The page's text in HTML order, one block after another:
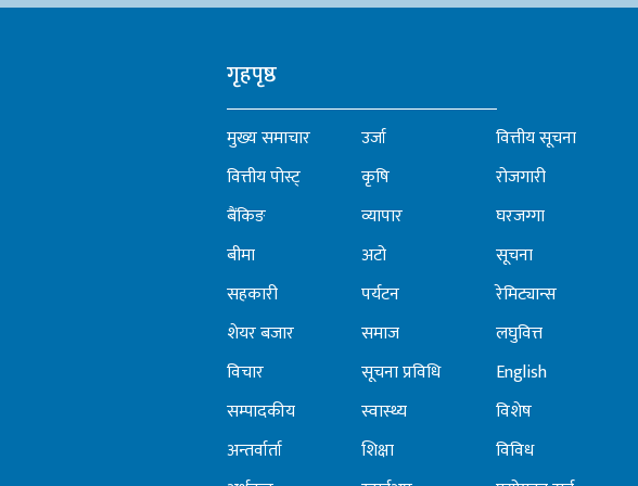
गृहपृष्ठ
मुख्य समाचार
वित्तीय पोस्ट्
बैंकिङ
बीमा
सहकारी
शेयर बजार
विचार
सम्पादकीय
अन्तर्वार्ता
उर्जा
कृषि
व्यापार
अटो
पर्यटन
समाज
सूचना प्रविधि
स्वास्थ्य
शिक्षा
वित्तीय सूचना
रोजगारी
घरजग्गा
सूचना
रेमिट्यान्स
लघुवित्त
English
विशेष
विविध